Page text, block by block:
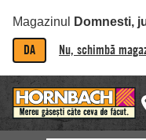
Magazinul Domnesti,
DA Nu, schimbă